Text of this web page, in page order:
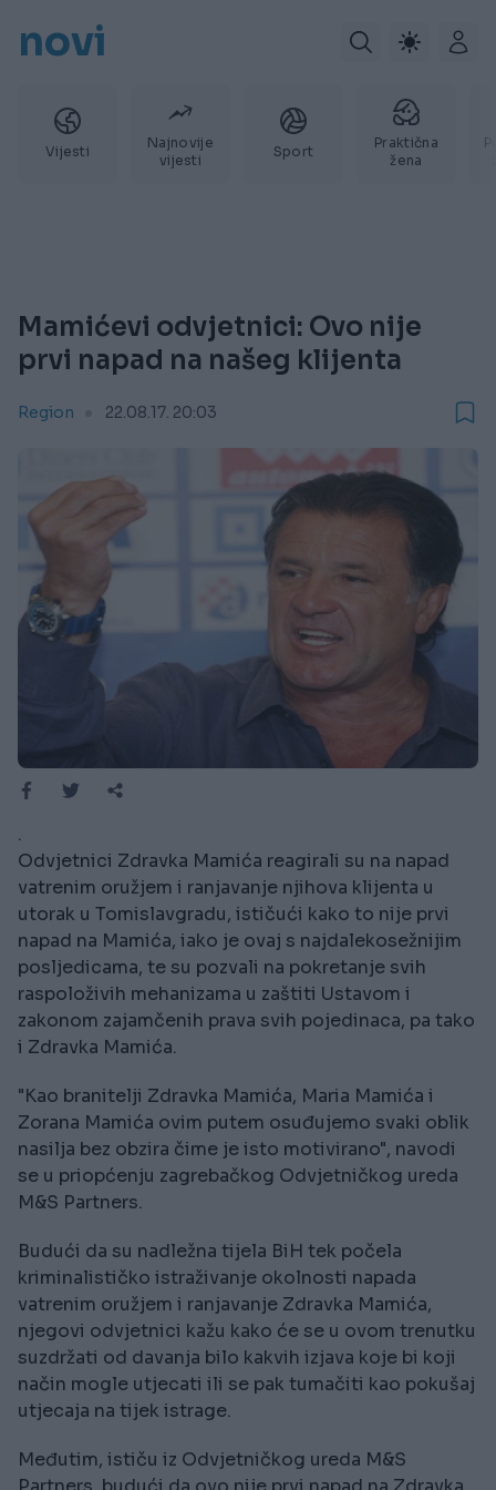
novi
Vijesti
Najnovije
vijesti
Sport
Praktična
žena
Mamićevi odvjetnici: Ovo nije
prvi napad na našeg klijenta
Region 22.08.17. 20:03
.
Odvjetnici Zdravka Mamića reagirali su na napad
vatrenim oružjem i ranjavanje njihova klijenta u
utorak u Tomislavgradu, ističući kako to nije prvi
napad na Mamića, iako je ovaj s najdalekosežnijim
posljedicama, te su pozvali na pokretanje svih
raspoloživih mehanizama u zaštiti Ustavom i
zakonom zajamčenih prava svih pojedinaca, pa tako
i Zdravka Mamića.
"Kao branitelji Zdravka Mamića, Maria Mamića i
Zorana Mamića ovim putem osuđujemo svaki oblik
nasilja bez obzira čime je isto motivirano", navodi
se u priopćenju zagrebačkog Odvjetničkog ureda
M&S Partners.
Budući da su nadležna tijela BiH tek počela
kriminalističko istraživanje okolnosti napada
vatrenim oružjem i ranjavanje Zdravka Mamića,
njegovi odvjetnici kažu kako će se u ovom trenutku
suzdržati od davanja bilo kakvih izjava koje bi koji
način mogle utjecati ili se pak tumačiti kao pokušaj
utjecaja na tijek istrage.
Međutim, ističu iz Odvjetničkog ureda M&S